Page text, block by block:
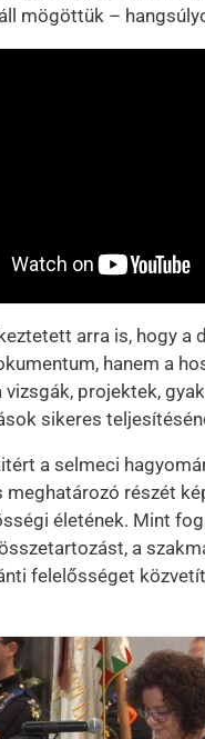
mögöttük –
arra is, hogy a
hanem a
vizsgák, projektek,
sikeres
a selmeci
meghatározó részét
életének. Mint
a
felelősséget